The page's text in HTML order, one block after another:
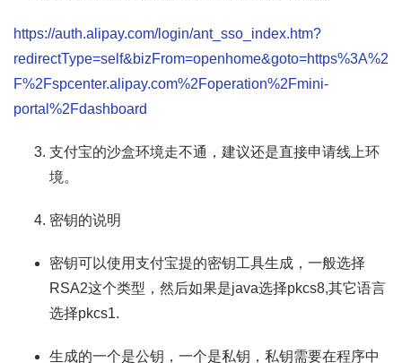
https://auth.alipay.com/login/ant_sso_index.htm?
redirectType=self&bizFrom=openhome&goto=https%3A%2
F%2Fspcenter.alipay.com%2Foperation%2Fmini-
portal%2Fdashboard
支付宝的沙盒环境走不通，建议还是直接申请线上环
境。
密钥的说明
密钥可以使用支付宝提的密钥工具生成，一般选择
RSA2这个类型，然后如果是java选择pkcs8,其它语言
选择pkcs1.
生成的一个是公钥，一个是私钥，私钥需要在程序中